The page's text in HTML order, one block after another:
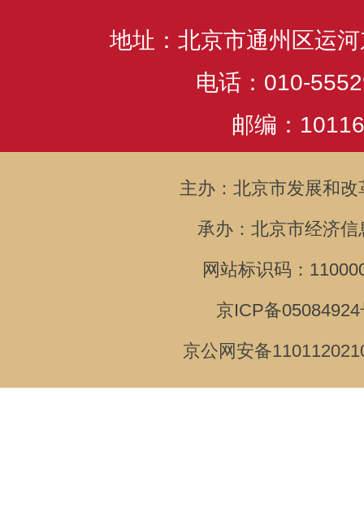
地址：北京市通州区运
电话：010-
邮编：
主办：北京市发展和改
承办：北京市经济信
网站标识码：
京ICP备
京公网安备